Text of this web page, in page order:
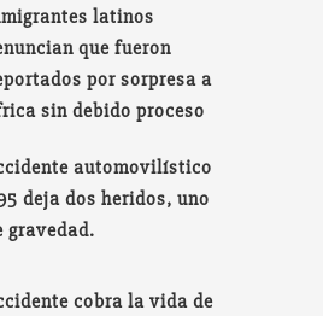
latinos
que fueron
por sorpresa a
sin debido proceso
automovilístico
deja dos heridos, uno
gravedad.
cobra la vida de